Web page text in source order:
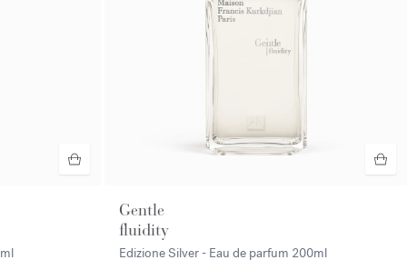
Gentle
fluidity
Edizione Silver - Eau de parfum 200ml